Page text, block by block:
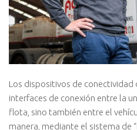
Los dispositivos de conectividad
interfaces de conexión entre la
flota, sino también entre el
manera, mediante el sistema de